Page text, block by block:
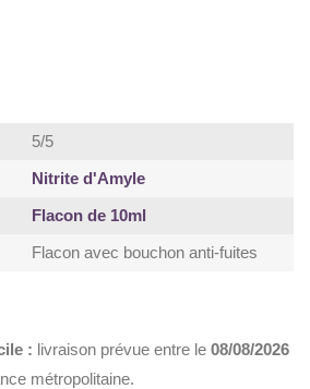
5/5
Nitrite d'Amyle
Flacon de 10ml
Flacon avec bouchon anti-fuites
: livraison prévue entre le 08/08/2026
métropolitaine.